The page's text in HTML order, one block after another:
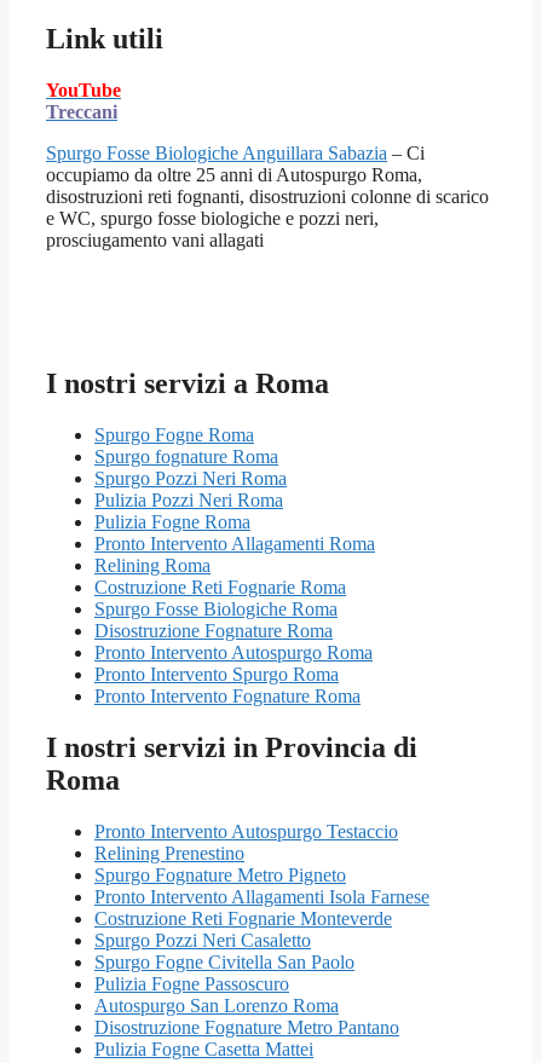
Link utili
YouTube
Treccani
Spurgo Fosse Biologiche Anguillara Sabazia – Ci
occupiamo da oltre 25 anni di Autospurgo Roma,
disostruzioni reti fognanti, disostruzioni colonne di scarico
e WC, spurgo fosse biologiche e pozzi neri,
prosciugamento vani allagati
I nostri servizi a Roma
Spurgo Fogne Roma
Spurgo fognature Roma
Spurgo Pozzi Neri Roma
Pulizia Pozzi Neri Roma
Pulizia Fogne Roma
Pronto Intervento Allagamenti Roma
Relining Roma
Costruzione Reti Fognarie Roma
Spurgo Fosse Biologiche Roma
Disostruzione Fognature Roma
Pronto Intervento Autospurgo Roma
Pronto Intervento Spurgo Roma
Pronto Intervento Fognature Roma
I nostri servizi in Provincia di
Roma
Pronto Intervento Autospurgo Testaccio
Relining Prenestino
Spurgo Fognature Metro Pigneto
Pronto Intervento Allagamenti Isola Farnese
Costruzione Reti Fognarie Monteverde
Spurgo Pozzi Neri Casaletto
Spurgo Fogne Civitella San Paolo
Pulizia Fogne Passoscuro
Autospurgo San Lorenzo Roma
Disostruzione Fognature Metro Pantano
Pulizia Fogne Casetta Mattei